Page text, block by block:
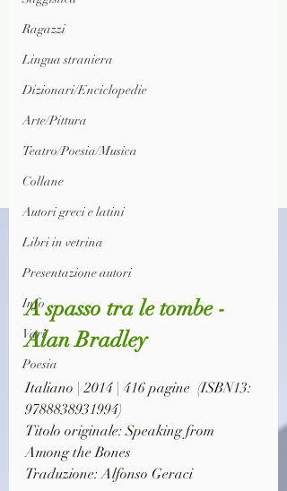
Ragazzi
Lingua straniera
Dizionari/Enciclopedie
Arte/Pittura
Teatro/Poesia/Musica
Collane
Autori greci e latini
Libri in vetrina
Presentazione autori
Info
Vari
Poesia
A spasso tra le tombe -
Alan Bradley
Italiano | 2014 | 416 pagine  (ISBN13:
9788838931994)
Titolo originale: Speaking from
Among the Bones
Traduzione: Alfonso Geraci